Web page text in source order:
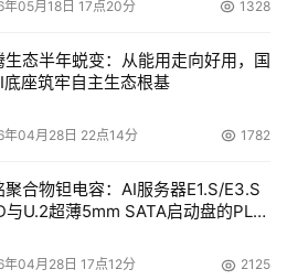
年05月18日 17点20分 1328
生态半年蜕变：从能用走向好用，国
底座筑牢自主生态根基
年04月28日 22点14分 1782
聚合物钽电容：AI服务器E1.S/E3.S
与U.2超薄5mm SATA启动盘的PLP
年04月28日 17点12分 2125